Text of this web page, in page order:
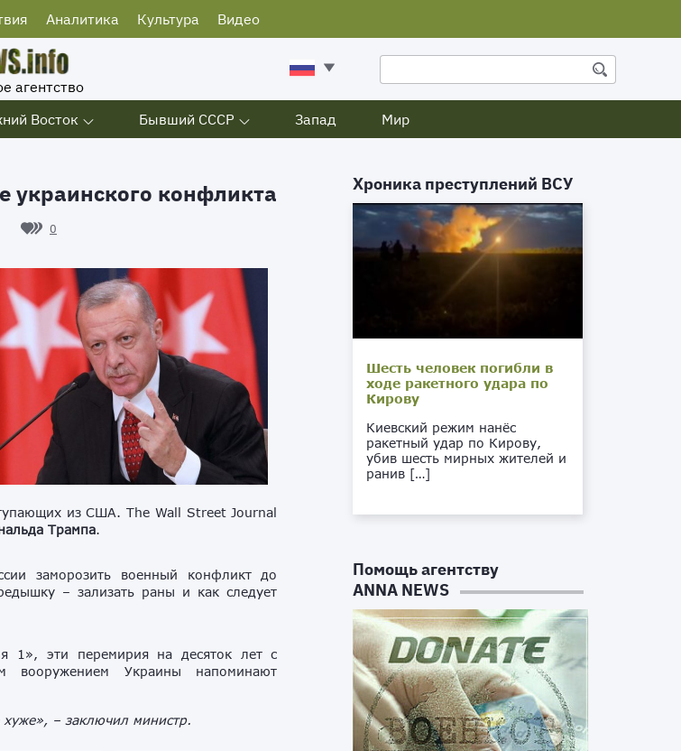
Аналитика Культура Видео
агентство
Восток Бывший СССР Запад Мир
украинского конфликта
0
из США. The Wall Street Journal
Трампа.
заморозить военный конфликт до
– зализать раны и как следует
1», эти перемирия на десяток лет с
вооружением Украины напоминают
хуже», – заключил министр.
Хроника преступлений ВСУ
Шесть человек погибли в
ходе ракетного удара по
Кирову
Киевский режим нанёс
ракетный удар по Кирову,
убив шесть мирных жителей и
ранив […]
Помощь агентству
ANNA NEWS